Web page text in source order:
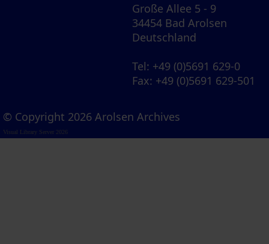
Große Allee 5 - 9
34454 Bad Arolsen
Deutschland
Tel: +49 (0)5691 629-0
Fax: +49 (0)5691 629-501
© Copyright 2026 Arolsen Archives
Visual Library Server 2026